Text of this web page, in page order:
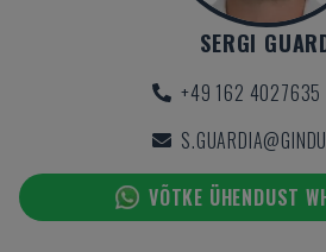
SERGI
+49 162 4027635
VÕTKE ÜHENDUST